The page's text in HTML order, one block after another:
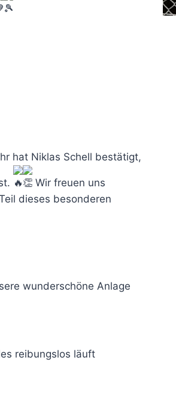
hat Niklas Schell bestätigt,
Wir freuen uns
dieses besonderen
wunderschöne Anlage
reibungslos läuft